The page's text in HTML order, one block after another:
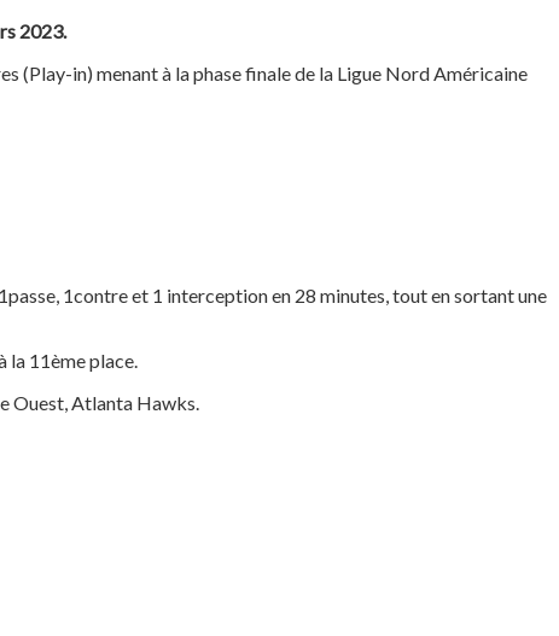
2023.
(Play-in) menant à la phase finale de la Ligue Nord Américaine
1contre et 1 interception en 28 minutes, tout en sortant une
la 11ème place.
Ouest, Atlanta Hawks.